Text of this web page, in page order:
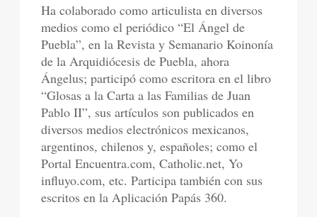
Ha colaborado como articulista en diversos
medios como el periódico “El Ángel de
Puebla”, en la Revista y Semanario Koinonía
de la Arquidiócesis de Puebla, ahora
Ángelus; participó como escritora en el libro
“Glosas a la Carta a las Familias de Juan
Pablo II”, sus artículos son publicados en
diversos medios electrónicos mexicanos,
argentinos, chilenos y, españoles; como el
Portal Encuentra.com, Catholic.net, Yo
influyo.com, etc. Participa también con sus
escritos en la Aplicación Papás 360.